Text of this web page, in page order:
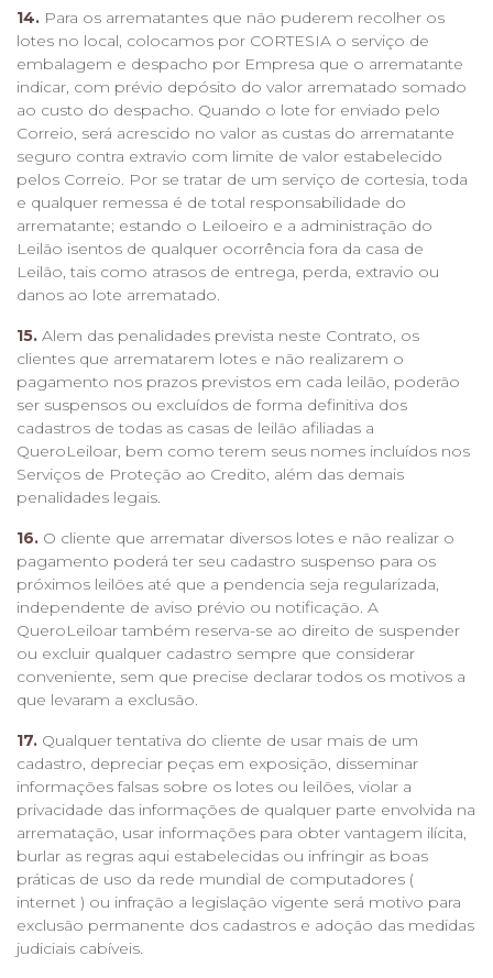
14. Para os arrematantes que não puderem recolher os
lotes no local, colocamos por CORTESIA o serviço de
embalagem e despacho por Empresa que o arrematante
indicar, com prévio depósito do valor arrematado somado
ao custo do despacho. Quando o lote for enviado pelo
Correio, será acrescido no valor as custas do arrematante
seguro contra extravio com limite de valor estabelecido
pelos Correio. Por se tratar de um serviço de cortesia, toda
e qualquer remessa é de total responsabilidade do
arrematante; estando o Leiloeiro e a administração do
Leilão isentos de qualquer ocorrência fora da casa de
Leilão, tais como atrasos de entrega, perda, extravio ou
danos ao lote arrematado.
15. Alem das penalidades prevista neste Contrato, os
clientes que arrematarem lotes e não realizarem o
pagamento nos prazos previstos em cada leilão, poderão
ser suspensos ou excluídos de forma definitiva dos
cadastros de todas as casas de leilão afiliadas a
QueroLeiloar, bem como terem seus nomes incluídos nos
Serviços de Proteção ao Credito, além das demais
penalidades legais.
16. O cliente que arrematar diversos lotes e não realizar o
pagamento poderá ter seu cadastro suspenso para os
próximos leilões até que a pendencia seja regularizada,
independente de aviso prévio ou notificação. A
QueroLeiloar também reserva-se ao direito de suspender
ou excluir qualquer cadastro sempre que considerar
conveniente, sem que precise declarar todos os motivos a
que levaram a exclusão.
17. Qualquer tentativa do cliente de usar mais de um
cadastro, depreciar peças em exposição, disseminar
informações falsas sobre os lotes ou leilões, violar a
privacidade das informações de qualquer parte envolvida na
arrematação, usar informações para obter vantagem ilícita,
burlar as regras aqui estabelecidas ou infringir as boas
práticas de uso da rede mundial de computadores (
internet ) ou infração a legislação vigente será motivo para
exclusão permanente dos cadastros e adoção das medidas
judiciais cabíveis.